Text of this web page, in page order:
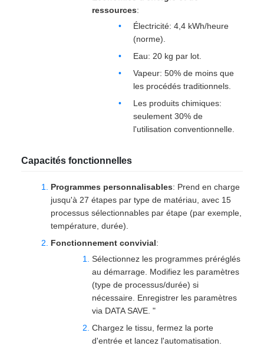
ressources:
Électricité: 4,4 kWh/heure
(norme).
Eau: 20 kg par lot.
Vapeur: 50% de moins que
les procédés traditionnels.
Les produits chimiques:
seulement 30% de
l'utilisation conventionnelle.
Capacités fonctionnelles
Programmes personnalisables: Prend en charge
jusqu'à 27 étapes par type de matériau, avec 15
processus sélectionnables par étape (par exemple,
température, durée).
Fonctionnement convivial:
Sélectionnez les programmes préréglés
au démarrage. Modifiez les paramètres
(type de processus/durée) si
nécessaire. Enregistrer les paramètres
via DATA SAVE. "
Chargez le tissu, fermez la porte
d'entrée et lancez l'automatisation.